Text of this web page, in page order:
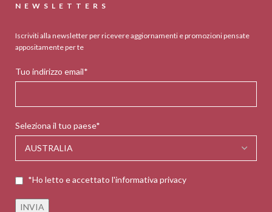
NEWSLETTERS
Iscriviti alla newsletter per ricevere aggiornamenti e promozioni pensate
appositamente per te
Tuo indirizzo email*
Seleziona il tuo paese*
*Ho letto e accettato l'informativa privacy